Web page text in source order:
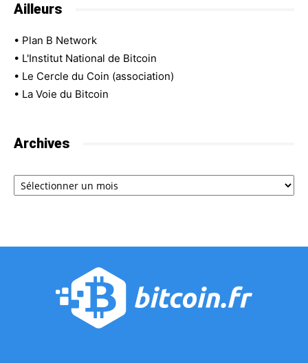
Ailleurs
• Plan B Network
• L'Institut National de Bitcoin
• Le Cercle du Coin (association)
• La Voie du Bitcoin
Archives
Archives